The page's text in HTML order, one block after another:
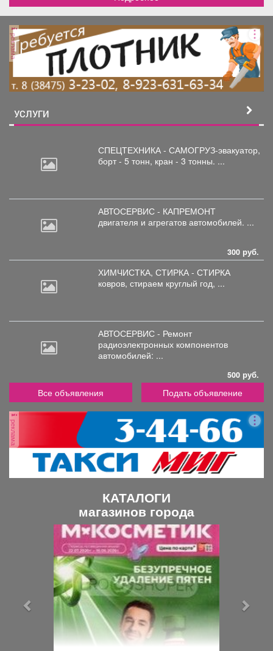
реклама
УСЛУГИ
СПЕЦТЕХНИКА - САМОГРУЗ-эвакуатор,
борт - 5 тонн, кран - 3 тонны. ...
АВТОСЕРВИС - КАПРЕМОНТ
двигателя и агрегатов автомобилей. ...
300 руб.
ХИМЧИСТКА, СТИРКА - СТИРКА
ковров, стираем круглый год, ...
АВТОСЕРВИС - Ремонт
радиоэлектронных компонентов
автомобилей: ...
500 руб.
Все объявления Подать объявление
реклама
КАТАЛОГИ
магазинов города